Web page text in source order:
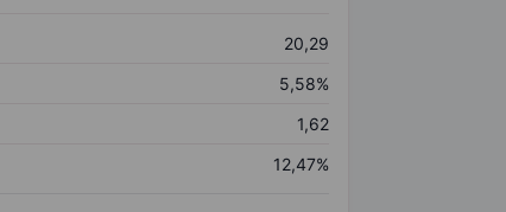
20,29
5,58%
1,62
12,47%